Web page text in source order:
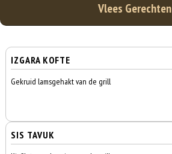
Vlees Gerechten
IZGARA KOFTE
Gekruid lamsgehakt van de grill
SIS TAVUK